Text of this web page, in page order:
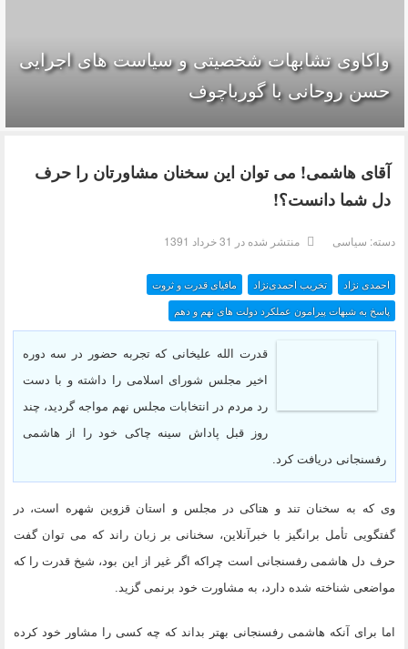
واکاوی تشابهات شخصیتی و سیاست های اجرایی
حسن روحانی با گورباچوف
آقای هاشمی! می توان این سخنان مشاورتان را حرف
دل شما دانست؟!
دسته: سیاسی منتشر شده در 31 خرداد 1391
احمدی نژاد تخریب احمدی‌نژاد
مافیای قدرت و ثروت
پاسخ به شبهات پیرامون عملکرد دولت های نهم و دهم
قدرت الله علیخانی که تجربه حضور در سه دوره
اخیر مجلس شورای اسلامی را داشته و با دست
رد مردم در انتخابات مجلس نهم مواجه گردید، چند
روز قبل پاداش سینه چاکی خود را از هاشمی
رفسنجانی دریافت کرد.
وی که به سخنان تند و هتاکی در مجلس و استان قزوین شهره است، در
گفتگویی تأمل برانگیز با خبرآنلاین، سخنانی بر زبان راند که می توان گفت
حرف دل هاشمی رفسنجانی است چراکه اگر غیر از این بود، شیخ قدرت را که
مواضعی شناخته شده دارد، به مشاورت خود برنمی گزید.
اما برای آنکه هاشمی رفسنجانی بهتر بداند که چه کسی را مشاور خود کرده